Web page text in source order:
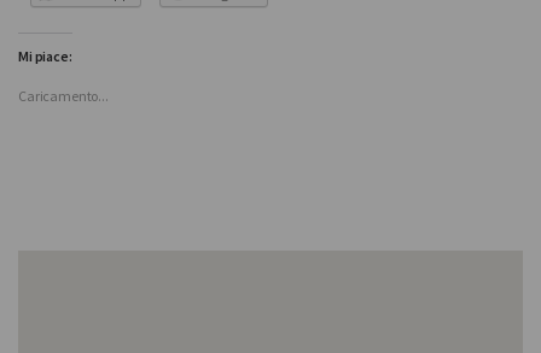
Mi piace:
Caricamento...